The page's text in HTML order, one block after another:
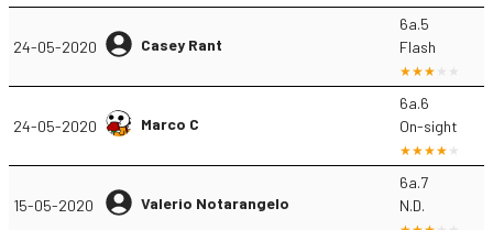
24-05-2020 Casey Rant
6a.5
Flash
24-05-2020 Marco C
6a.6
On-sight
15-05-2020 Valerio Notarangelo
6a.7
N.D.